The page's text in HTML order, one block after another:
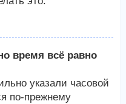
время всё равно
указали часовой
по-прежнему